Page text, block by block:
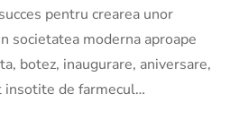
pentru crearea unor
societatea moderna aproape
botez, inaugurare, aniversare,
insotite de farmecul…